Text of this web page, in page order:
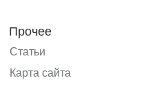
Прочее
Статьи
Карта сайта